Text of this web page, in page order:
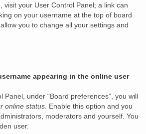
visit your User Control Panel; a link can
on your username at the top of board
you to change all your settings and
appearing in the online user
Panel, under “Board preferences”, you will
online status . Enable this option and you
moderators and yourself. You
user.